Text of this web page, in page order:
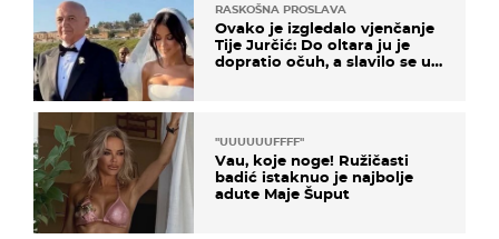
RASKOŠNA PROSLAVA
Ovako je izgledalo vjenčanje
Tije Jurčić: Do oltara ju je
dopratio očuh, a slavilo se uz
"UUUUUUFFFF"
Vau, koje noge! Ružičasti
badić istaknuo je najbolje
adute Maje Šuput